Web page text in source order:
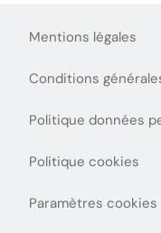
Mentions légales
Conditions
Politique données
Politique cookies
Paramètres cookies